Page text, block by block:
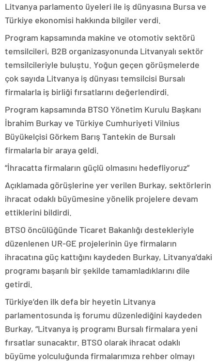
Litvanya parlamento üyeleri ile iş dünyasına Bursa ve
Türkiye ekonomisi hakkında bilgiler verdi.
Program kapsamında makine ve otomotiv sektörü
temsilcileri, B2B organizasyonunda Litvanyalı sektör
temsilcileriyle buluştu. Yoğun geçen görüşmelerde
çok sayıda Litvanya iş dünyası temsilcisi Bursalı
firmalarla iş birliği fırsatlarını değerlendirdi.
Program kapsamında BTSO Yönetim Kurulu Başkanı
İbrahim Burkay ve Türkiye Cumhuriyeti Vilnius
Büyükelçisi Görkem Barış Tantekin de Bursalı
firmalarla bir araya geldi.
“İhracatta firmaların güçlü olmasını hedefliyoruz”
Açıklamada görüşlerine yer verilen Burkay, sektörlerin
ihracat odaklı büyümesine yönelik projelere devam
ettiklerini bildirdi.
BTSO öncülüğünde Ticaret Bakanlığı destekleriyle
düzenlenen UR-GE projelerinin üye firmaların
ihracatına güç kattığını kaydeden Burkay, Litvanya’daki
programı başarılı bir şekilde tamamladıklarını dile
getirdi.
Türkiye’den ilk defa bir heyetin Litvanya
parlamentosunda iş forumu düzenlediğini kaydeden
Burkay, “Litvanya iş programı Bursalı firmalara yeni
fırsatlar sunacaktır. BTSO olarak ihracat odaklı
büyüme yolculuğunda firmalarımıza rehber olmayı